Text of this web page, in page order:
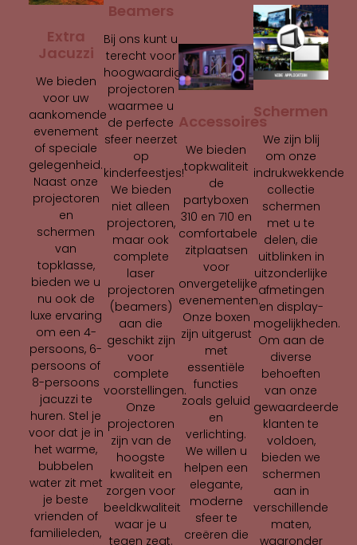
Extra
Jacuzzi
We bieden
voor uw
aankomende
evenement
of speciale
gelegenheid.
Naast onze
projectoren
en
schermen
van
topklasse,
bieden we u
nu ook de
luxe ervaring
om een 4-
persoons, 6-
persoons of
8-persoons
jacuzzi te
huren. Stel je
voor dat je in
het warme,
bubbelen
water zit met
je beste
vrienden of
familieleden,
Beamers
Bij ons kunt u
terecht voor
hoogwaardige
projectoren
waarmee u
de perfecte
sfeer neerzet
op
kinderfeestjes!
We bieden
niet alleen
projectoren,
maar ook
complete
laser
projectoren
(beamers)
aan die
geschikt zijn
voor
complete
voorstellingen.
Onze
projectoren
zijn van de
hoogste
kwaliteit en
zorgen voor
beeldkwaliteit
waar je u
tegen zegt.
Accessoires
We bieden
topkwaliteit
de
partyboxen
310 en 710 en
comfortabele
zitplaatsen
voor
onvergetelijke
evenementen.
Onze boxen
zijn uitgerust
met
essentiële
functies
zoals geluid
en
verlichting.
We willen u
helpen een
elegante,
moderne
sfeer te
creëren die
Schermen
We zijn blij
om onze
indrukwekkende
collectie
schermen
met u te
delen, die
uitblinken in
uitzonderlijke
afmetingen
en display-
mogelijkheden.
Om aan de
diverse
behoeften
van onze
gewaardeerde
klanten te
voldoen,
bieden we
schermen
aan in
verschillende
maten,
waaronder